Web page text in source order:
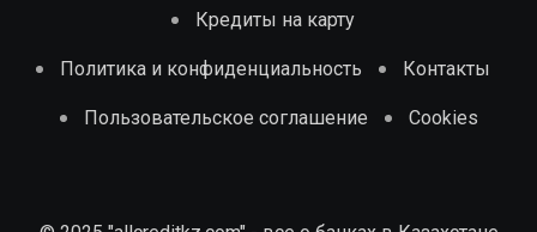
Кредиты на карту
Политика и конфиденциальность Контакты
Пользовательское соглашение Cookies